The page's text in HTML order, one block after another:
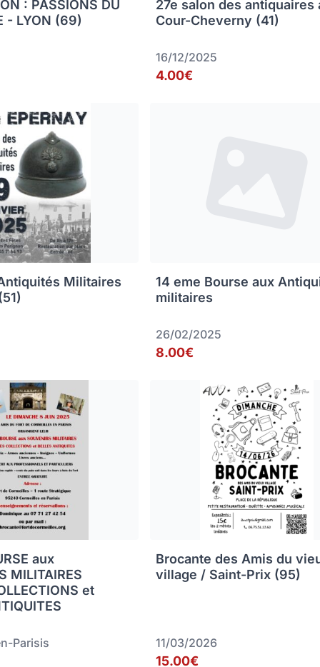
: PASSIONS DU
- LYON (69)
27e salon des antiquaires
Cour-Cheverny (41)
16/12/2025
4.00€
Militaires
14 eme Bourse aux
militaires
26/02/2025
8.00€
aux
MILITAIRES
et
Parisis
Brocante des Amis du
village / Saint-Prix (95)
11/03/2026
15.00€